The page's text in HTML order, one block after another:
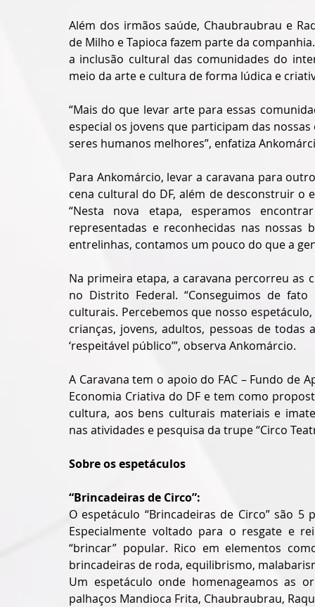
Além dos irmãos saúde, Chaubraubrau e
de Milho e Tapioca fazem parte da
a inclusão cultural das comunidades do
meio da arte e cultura de forma lúdica e
“Mais do que levar arte para essas
especial os jovens que participam das
seres humanos melhores”, enfatiza
Para Ankomárcio, levar a caravana para
cena cultural do DF, além de desconstruir o
“Nesta nova etapa, esperamos
representadas e reconhecidas nas nossas
entrelinhas, contamos um pouco do que a
Na primeira etapa, a caravana percorreu as
no Distrito Federal. “Conseguimos de
culturais. Percebemos que nosso
crianças, jovens, adultos, pessoas de
‘respeitável público’”, observa Ankomárcio.
A Caravana tem o apoio do FAC – Fundo de
Economia Criativa do DF e tem como
cultura, aos bens culturais materiais e
nas atividades e pesquisa da trupe “Circo
Sobre os espetáculos
“Brincadeiras de Circo”:
O espetáculo “Brincadeiras de Circo” são
Especialmente voltado para o resgate e
“brincar” popular. Rico em elementos
brincadeiras de roda, equilibrismo,
Um espetáculo onde homenageamos as
palhaços Mandioca Frita, Chaubraubrau,